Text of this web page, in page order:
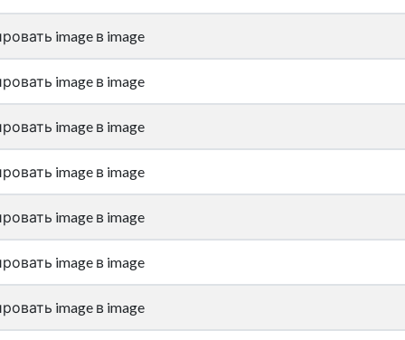
image в image
image в image
image в image
image в image
image в image
image в image
image в image